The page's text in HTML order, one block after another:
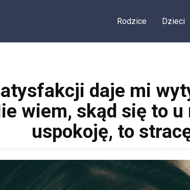
Rodzice Dzieci
daje mi
wiem, skąd się to
uspokoję, to